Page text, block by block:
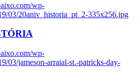
wp-
03/20aniv_historia_pt_2-335x256.jpg
wp-
03/jameson-arraial-st.-patricks-day-